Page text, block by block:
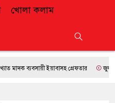
খোলা কলাম
ইয়াবাসহ গ্রেফতার জুলাই